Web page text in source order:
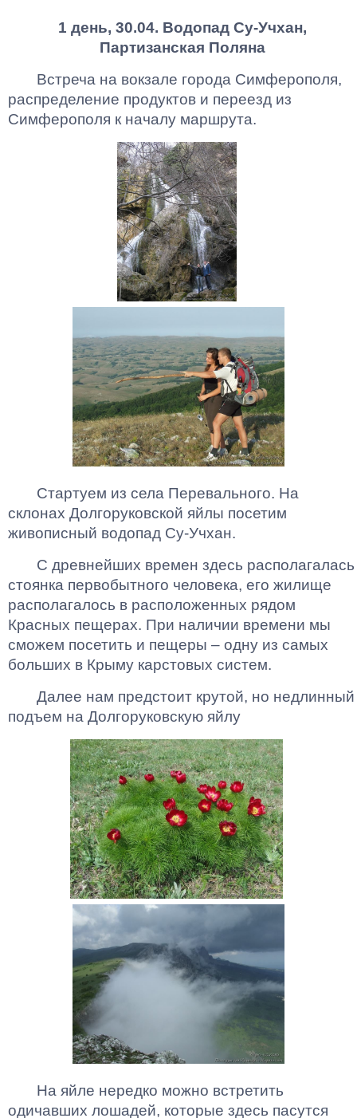
1 день, 30.04. Водопад Су-Учхан,
Партизанская Поляна
Встреча на вокзале города Симферополя,
распределение продуктов и переезд из
Симферополя к началу маршрута.
Стартуем из села Перевального. На
склонах Долгоруковской яйлы посетим
живописный водопад Су-Учхан.
С древнейших времен здесь располагалась
стоянка первобытного человека, его жилище
располагалось в расположенных рядом
Красных пещерах. При наличии времени мы
сможем посетить и пещеры – одну из самых
больших в Крыму карстовых систем.
Далее нам предстоит крутой, но недлинный
подъем на Долгоруковскую яйлу
На яйле нередко можно встретить
одичавших лошадей, которые здесь пасутся